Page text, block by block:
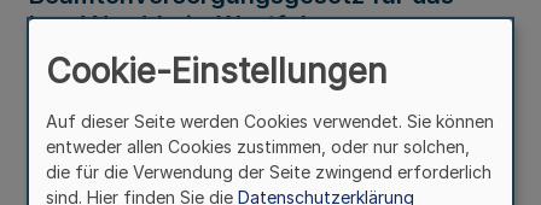
Land Nordrhein-Westfalen
(Landesbeamtenversorgungsgesetz -
LBeamtVG NRW)
In Kraft Seit 01. Juli 2016
Cookie-Einstellungen
Auf dieser Seite werden Cookies verwendet. Sie können
entweder allen Cookies zustimmen, oder nur solchen,
die für die Verwendung der Seite zwingend erforderlich
sind. Hier finden Sie die Datenschutzerklärung